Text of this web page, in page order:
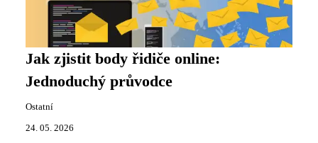
Jak zjistit body řidiče online:
Jednoduchý průvodce
Ostatní
24. 05. 2026